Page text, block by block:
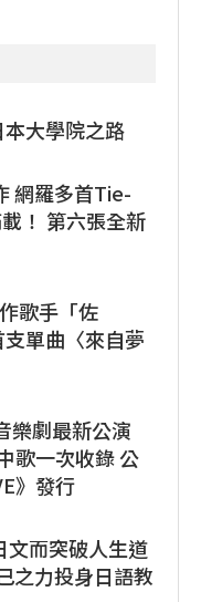
大學院之路
網羅多首Tie-
！ 第六張全新
歌手「佐
單曲〈來自夢
樂劇最新公演
歌一次收錄 公
》發行
文而突破人生道
之力投身日語教